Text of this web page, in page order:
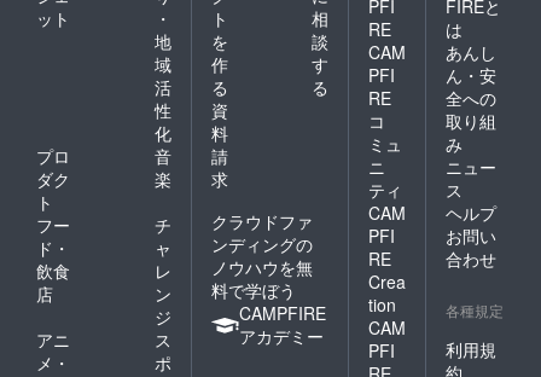
ット
・
地
域
活
性
化
プロ
ダク
ト
音
楽
フー
ド・
飲食
店
チ
ャ
レ
ン
ジ
アニ
メ・
ス
ポ
ト
を
作
る
相
談
す
る
資
料
請
求
クラウドファ
ンディングの
ノウハウを無
料で学ぼう
CAMPFIRE
アカデミー
PFI
RE
CAM
PFI
RE
コ
ミュ
ニ
ティ
CAM
PFI
RE
Crea
tion
CAM
PFI
FIREと
は
あんし
ん・安
全への
取り組
み
ニュー
ス
ヘルプ
お問い
合わせ
各種規定
利用規
約